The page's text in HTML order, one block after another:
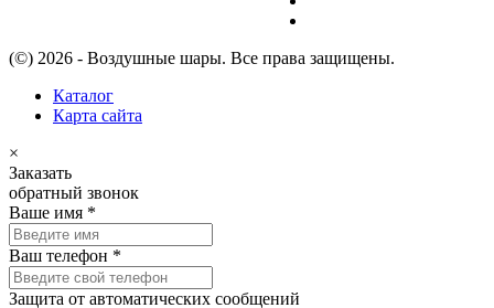
(©) 2026 - Воздушные шары. Все права защищены.
Каталог
Карта сайта
×
Заказать
обратный звонок
Ваше имя *
Ваш телефон *
Защита от автоматических сообщений